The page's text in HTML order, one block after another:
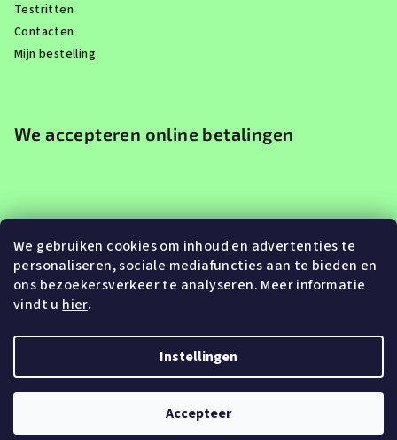
We gebruiken cookies om inhoud en advertenties te
personaliseren, sociale mediafuncties aan te bieden en
ons bezoekersverkeer te analyseren. Meer informatie
vindt u hier.
Instellingen
Accepteer
Testritten
Contacten
Mijn bestelling
We accepteren online betalingen
Gemaakt door Shoptet Premium